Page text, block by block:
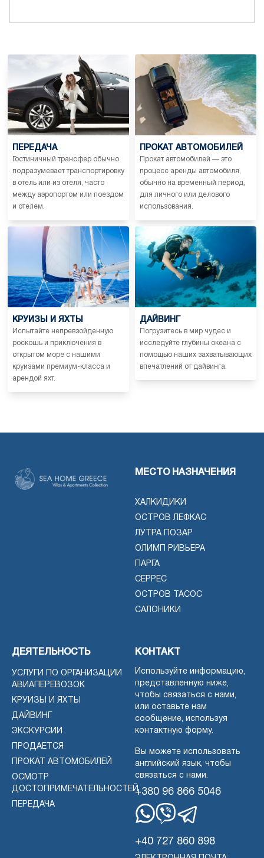
ПЕРЕДАЧА
Гостиничный трансфер обычно
подразумевает транспортировку
в отель или из отеля, часто
между аэропортом или поездом
и отелем.
ПРОКАТ АВТОМОБИЛЕЙ
Прокат автомобилей — это
процесс аренды автомобиля,
обычно на временный период,
для личного или делового
использования.
КРУИЗЫ И ЯХТЫ
Испытайте непревзойденную
роскошь и приключения в
открытом море с нашими
круизами премиум-класса и
арендой яхт.
ДАЙВИНГ
Погрузитесь в мир чудес и
исследуйте глубины океана с
помощью наших захватывающих
впечатлений от дайвинга.
МЕСТО НАЗНАЧЕНИЯ
ХАЛКИДИКИ
ОСТРОВ ЛЕФКАС
ЛУТРА ПОЗАР
ОЛИМП РИВЬЕРА
ПАРГА
СЕРРЕС
ОСТРОВ ТАСОС
САЛОНИКИ
ДЕЯТЕЛЬНОСТЬ
УСЛУГИ ПО ОРГАНИЗАЦИИ
АВИАПЕРЕВОЗОК
КРУИЗЫ И ЯХТЫ
ДАЙВИНГ
ЭКСКУРСИИ
ПРОДАЕТСЯ
ПРОКАТ АВТОМОБИЛЕЙ
ОСМОТР
ДОСТОПРИМЕЧАТЕЛЬНОСТЕЙ
ПЕРЕДАЧА
КОНТАКТ
Используйте информацию,
представленную ниже,
чтобы связаться с нами,
или оставьте нам
сообщение, используя
контактную форму.
Вы можете использовать
английский язык, чтобы
связаться с нами.
+380 96 866 5046
+40 727 860 898